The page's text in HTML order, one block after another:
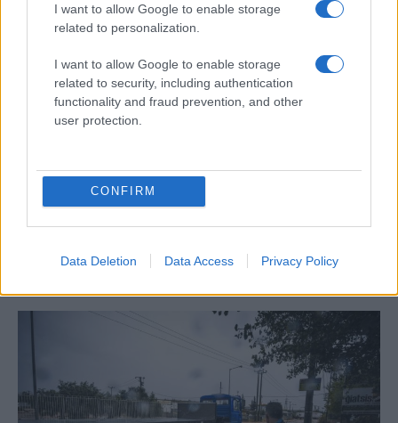
I want to allow Google to enable storage
related to personalization.
I want to allow Google to enable storage
related to security, including authentication
functionality and fraud prevention, and other
user protection.
CONFIRM
Data Deletion Data Access Privacy Policy
ΠΟΛΙΤΙΚΗ
28/09/2018 - 20:42
Ρένα Δούρου για την κλήτευσή της στην
εκλογών του 2019